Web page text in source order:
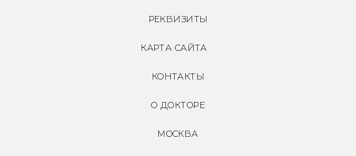
РЕКВИЗИТЫ
КАРТА САЙТА
КОНТАКТЫ
О ДОКТОРЕ
МОСКВА